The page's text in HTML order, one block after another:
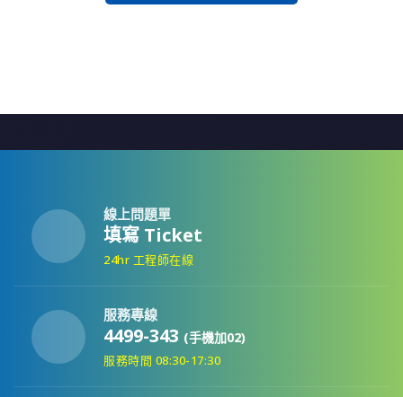
線上問題單
填寫 Ticket
24hr 工程師在線
服務專線
4499-343 (手機加02)
服務時間 08:30-17:30